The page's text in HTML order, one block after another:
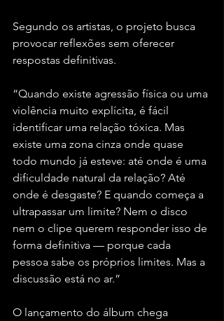
Segundo os artistas, o projeto busca
provocar reflexões sem oferecer
respostas definitivas.
“Quando existe agressão física ou uma
violência muito explícita, é fácil
identificar uma relação tóxica. Mas
existe uma zona cinza onde quase
todo mundo já esteve: até onde é uma
dificuldade natural da relação? Até
onde é desgaste? E quando começa a
ultrapassar um limite? Nem o disco
nem o clipe querem responder isso de
forma definitiva — porque cada
pessoa sabe os próprios limites. Mas a
discussão está no ar.”
O lançamento do álbum chega